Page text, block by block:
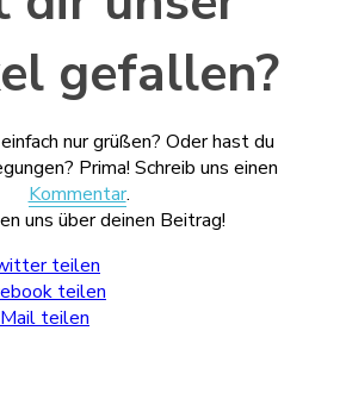
gefallen?
nur grüßen? Oder hast du
Prima! Schreib uns einen
Kommentar.
uns über deinen Beitrag!
teilen
teilen
teilen